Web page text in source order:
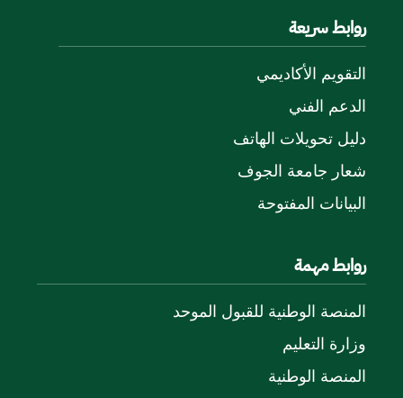
روابط سريعة
التقويم الأكاديمي
الدعم الفني
دليل تحويلات الهاتف
شعار جامعة الجوف
البيانات المفتوحة
روابط مهمة
المنصة الوطنية للقبول الموحد
وزارة التعليم
المنصة الوطنية